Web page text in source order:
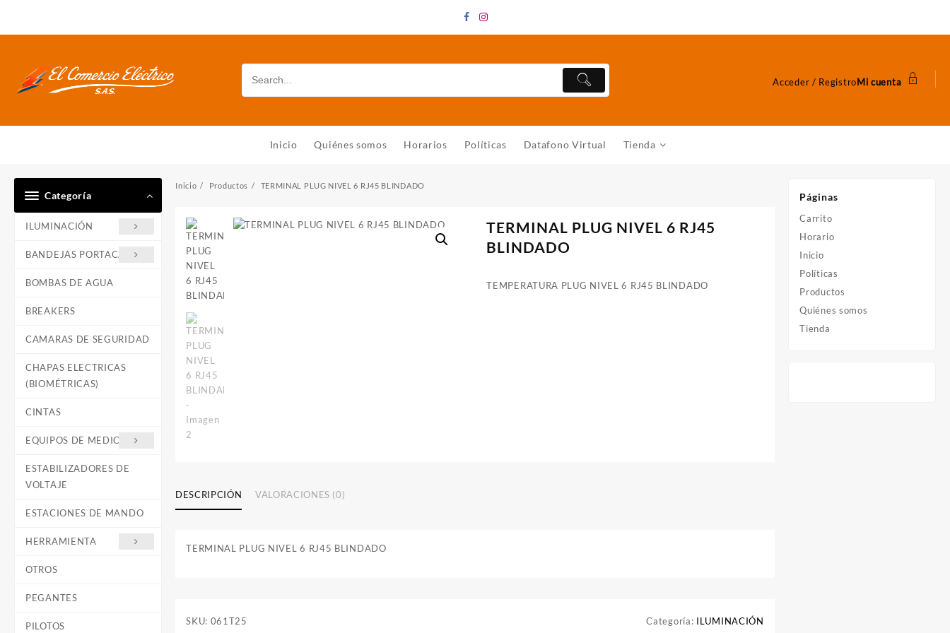
contenido
Acceder / RegistroMi cuenta
Inicio Quiénes somos Horarios Políticas Datafono Virtual Tienda
Categoría
ILUMINACIÓN
BANDEJAS PORTACABLE
BOMBAS DE AGUA
BREAKERS
CAMARAS DE SEGURIDAD
CHAPAS ELECTRICAS
(BIOMÉTRICAS)
CINTAS
EQUIPOS DE MEDICIÓN
ESTABILIZADORES DE
VOLTAJE
ESTACIONES DE MANDO
HERRAMIENTA
OTROS
PEGANTES
PILOTOS
Inicio Productos TERMINAL PLUG NIVEL 6 RJ45 BLINDADO
TERMINAL PLUG NIVEL 6 RJ45
BLINDADO
TEMPERATURA PLUG NIVEL 6 RJ45 BLINDADO
DESCRIPCIÓN VALORACIONES (0)
TERMINAL PLUG NIVEL 6 RJ45 BLINDADO
SKU: 061T25 Categoría: ILUMINACIÓN
Páginas
Carrito
Horario
Inicio
Políticas
Productos
Quiénes somos
Tienda